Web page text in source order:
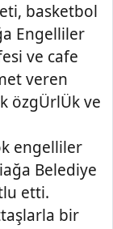
basketbol
Engelliler
ve cafe
veren
özgÜrlÜk ve
engelliler
Belediye
etti.
bir